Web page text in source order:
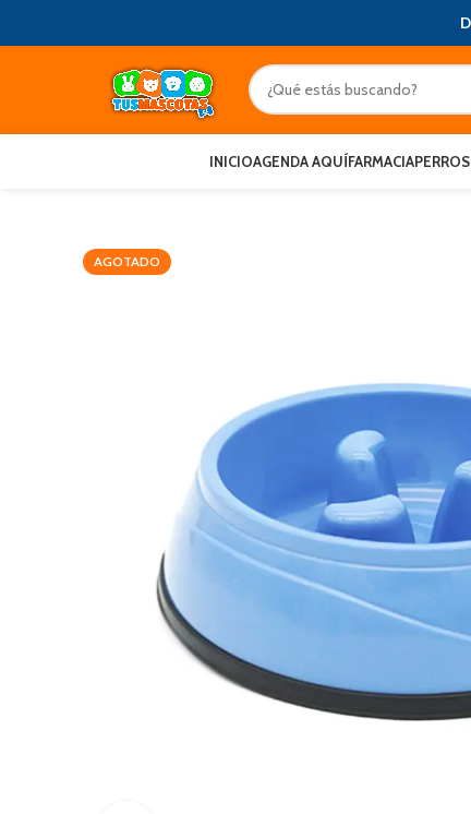
INICIOAGENDA AQUÍFARMACIAPERROS
AGOTADO